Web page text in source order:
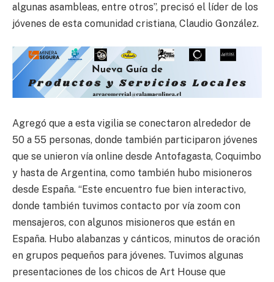
algunas asambleas, entre otros”, precisó el líder de los
jóvenes de esta comunidad cristiana, Claudio González.
Agregó que a esta vigilia se conectaron alrededor de
50 a 55 personas, donde también participaron jóvenes
que se unieron vía online desde Antofagasta, Coquimbo
y hasta de Argentina, como también hubo misioneros
desde España. “Este encuentro fue bien interactivo,
donde también tuvimos contacto por vía zoom con
mensajeros, con algunos misioneros que están en
España. Hubo alabanzas y cánticos, minutos de oración
en grupos pequeños para jóvenes. Tuvimos algunas
presentaciones de los chicos de Art House que